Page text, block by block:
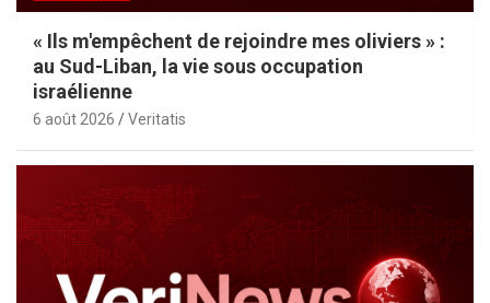
« Ils m'empêchent de rejoindre mes oliviers » :
au Sud-Liban, la vie sous occupation
israélienne
6 août 2026 Veritatis